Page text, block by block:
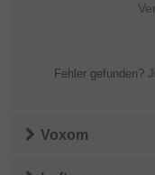
Fehler gefunden?
Voxom